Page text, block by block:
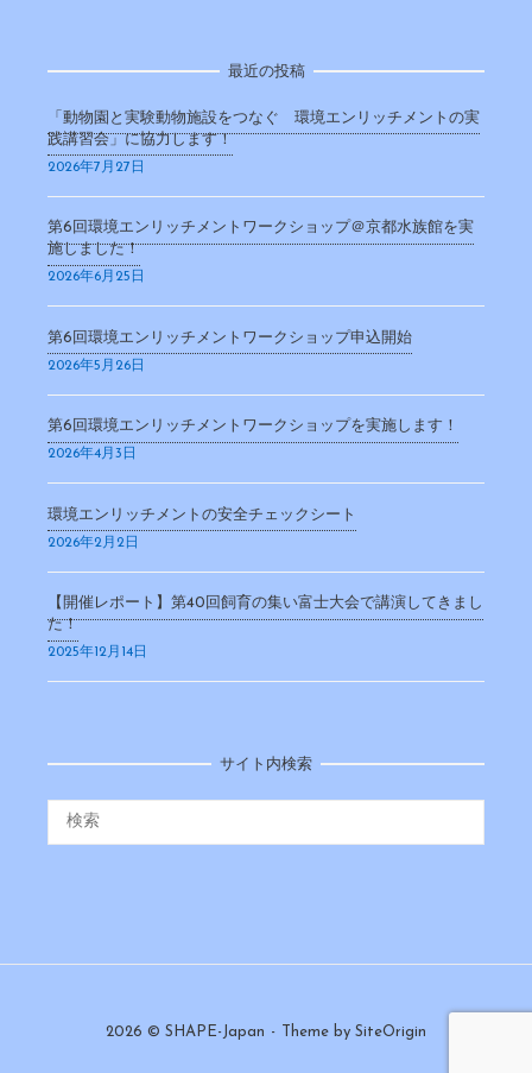
最近の投稿
「動物園と実験動物施設をつなぐ 環境エンリッチメントの実
践講習会」に協力します！
2026年7月27日
第6回環境エンリッチメントワークショップ＠京都水族館を実
施しました！
2026年6月25日
第6回環境エンリッチメントワークショップ申込開始
2026年5月26日
第6回環境エンリッチメントワークショップを実施します！
2026年4月3日
環境エンリッチメントの安全チェックシート
2026年2月2日
【開催レポート】第40回飼育の集い富士大会で講演してきまし
た！
2025年12月14日
サイト内検索
2026 © SHAPE-Japan Theme by SiteOrigin